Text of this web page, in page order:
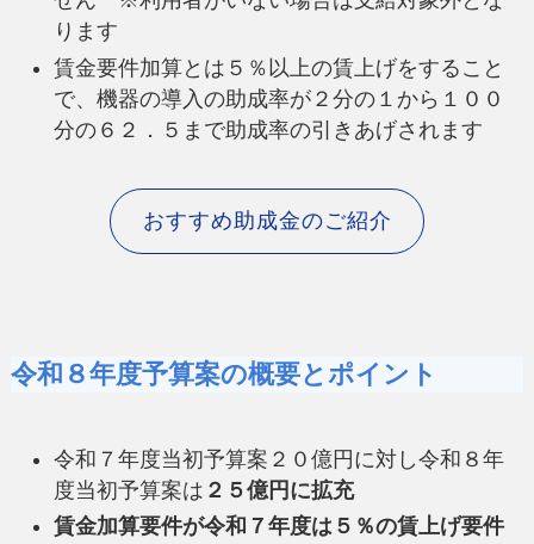
ります
賃金要件加算とは５％以上の賃上げをすること
で、機器の導入の助成率が２分の１から１００
分の６２．５まで助成率の引きあげされます
おすすめ助成金のご紹介
令和８年度予算案の概要とポイント
令和７年度当初予算案２０億円に対し令和８年
度当初予算案は ２５億円に拡充
賃金加算要件が令和７年度は５％の賃上げ要件